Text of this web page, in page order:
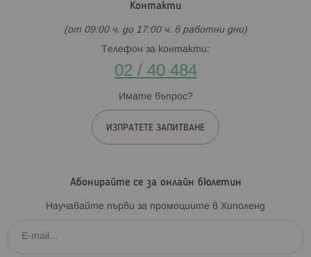
Контакти
(от 09:00 ч. до 17:00 ч. в работни дни)
Телефон за контакти:
02 / 40 484
Имате въпрос?
ИЗПРАТЕТЕ ЗАПИТВАНЕ
Абонирайте се за онлайн бюлетин
Научавайте първи за промоциите в Хиполенд